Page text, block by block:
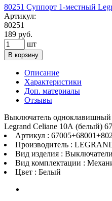
80251 Суппорт 1-местный
Артикул:
80251
189 руб.
шт
В корзину
Описание
Характеристики
Доп. материалы
Отзывы
Выключатель одноклавишный
Legrand Celiane 10А (белый)
Артикул :
Производитель :
Вид изделия : Выключатели
Вид комплектации :
Цвет : Белый